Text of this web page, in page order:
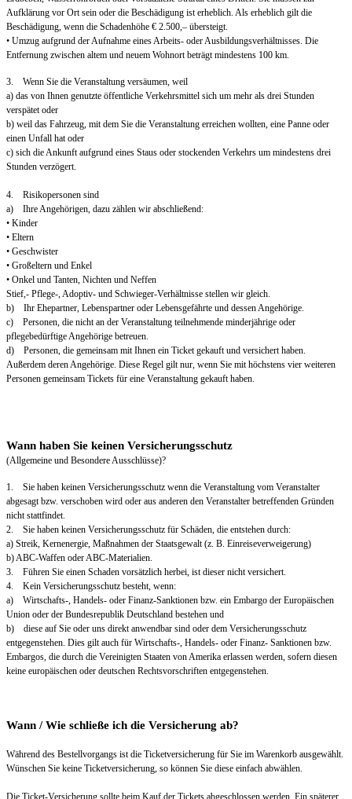
Aufklärung vor Ort sein oder die Beschädigung ist erheblich. Als erheblich gilt die
Beschädigung, wenn die Schadenhöhe € 2.500,– übersteigt.
• Umzug aufgrund der Aufnahme eines Arbeits- oder Ausbildungsverhältnisses. Die
Entfernung zwischen altem und neuem Wohnort beträgt mindestens 100 km.
3. Wenn Sie die Veranstaltung versäumen, weil
a) das von Ihnen genutzte öffentliche Verkehrsmittel sich um mehr als drei Stunden
verspätet oder
b) weil das Fahrzeug, mit dem Sie die Veranstaltung erreichen wollten, eine Panne oder
einen Unfall hat oder
c) sich die Ankunft aufgrund eines Staus oder stockenden Verkehrs um mindestens drei
Stunden verzögert.
4. Risikopersonen sind
a) Ihre Angehörigen, dazu zählen wir abschließend:
• Kinder
• Eltern
• Geschwister
• Großeltern und Enkel
• Onkel und Tanten, Nichten und Neffen
Stief,- Pflege-, Adoptiv- und Schwieger-Verhältnisse stellen wir gleich.
b) Ihr Ehepartner, Lebenspartner oder Lebensgefährte und dessen Angehörige.
c) Personen, die nicht an der Veranstaltung teilnehmende minderjährige oder
pflegebedürftige Angehörige betreuen.
d) Personen, die gemeinsam mit Ihnen ein Ticket gekauft und versichert haben.
Außerdem deren Angehörige. Diese Regel gilt nur, wenn Sie mit höchstens vier weiteren
Personen gemeinsam Tickets für eine Veranstaltung gekauft haben.
Wann haben Sie keinen Versicherungsschutz
(Allgemeine und Besondere Ausschlüsse)?
1. Sie haben keinen Versicherungsschutz wenn die Veranstaltung vom Veranstalter
abgesagt bzw. verschoben wird oder aus anderen den Veranstalter betreffenden Gründen
nicht stattfindet.
2. Sie haben keinen Versicherungsschutz für Schäden, die entstehen durch:
a) Streik, Kernenergie, Maßnahmen der Staatsgewalt (z. B. Einreiseverweigerung)
b) ABC-Waffen oder ABC-Materialien.
3. Führen Sie einen Schaden vorsätzlich herbei, ist dieser nicht versichert.
4. Kein Versicherungsschutz besteht, wenn:
a) Wirtschafts-, Handels- oder Finanz-Sanktionen bzw. ein Embargo der Europäischen
Union oder der Bundesrepublik Deutschland bestehen und
b) diese auf Sie oder uns direkt anwendbar sind oder dem Versicherungsschutz
entgegenstehen. Dies gilt auch für Wirtschafts-, Handels- oder Finanz- Sanktionen bzw.
Embargos, die durch die Vereinigten Staaten von Amerika erlassen werden, sofern diesen
keine europäischen oder deutschen Rechtsvorschriften entgegenstehen.
Wann / Wie schließe ich die Versicherung ab?
Während des Bestellvorgangs ist die Ticketversicherung für Sie im Warenkorb ausgewählt.
Wünschen Sie keine Ticketversicherung, so können Sie diese einfach abwählen.
Die Ticket-Versicherung sollte beim Kauf der Tickets abgeschlossen werden. Ein späterer